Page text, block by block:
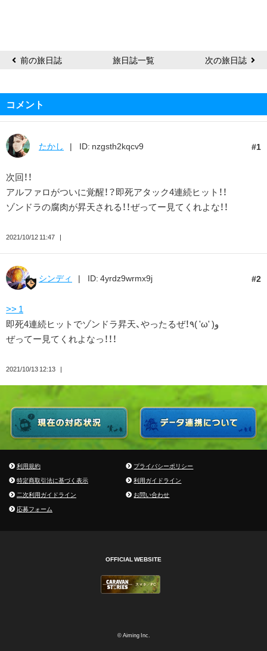
前の旅日誌 旅日誌一覧 次の旅日誌
コメント
1
たかし ID: nzgsth2kqcv9
次回！！
アルファロがついに覚醒！？即死アタック4連続ヒット！！
ゾンドラの腐肉が昇天される！！ぜってー見てくれよな！！
2021/10/12 11:47
2
シンディ ID: 4yrdz9wrmx9j
>> 1
即死4連続ヒットでゾンドラ昇天、やったるぜ！٩( 'ω' )و
ぜってー見てくれよなっ！！！
2021/10/13 12:13
利用規約
プライバシーポリシー
特定商取引法に基づく表示
利用ガイドライン
二次利用ガイドライン
お問い合わせ
応募フォーム
OFFICIAL WEBSITE
© Aiming Inc.